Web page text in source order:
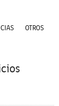
OTROS